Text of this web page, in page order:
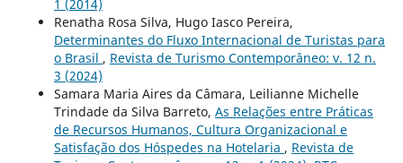
1 (2014)
Renatha Rosa Silva, Hugo Iasco Pereira,
Determinantes do Fluxo Internacional de Turistas para
o Brasil , Revista de Turismo Contemporâneo: v. 12 n.
3 (2024)
Samara Maria Aires da Câmara, Leilianne Michelle
Trindade da Silva Barreto, As Relações entre Práticas
de Recursos Humanos, Cultura Organizacional e
Satisfação dos Hóspedes na Hotelaria , Revista de